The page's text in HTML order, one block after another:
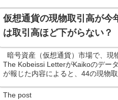
仮想通貨の現物取引高が今
は取引高ほど下がらない？
暗号資産（仮想通貨）市場で、現
The Kobeissi LetterがKaikoのデー
が報じた内容によると、44の現物
The post